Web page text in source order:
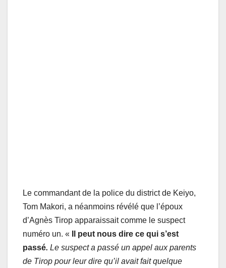
Le commandant de la police du district de Keiyo,
Tom Makori, a néanmoins révélé que l’époux
d’Agnès Tirop apparaissait comme le suspect
numéro un. «
Il peut nous dire ce qui s’est
passé. Le suspect a passé un appel aux parents
de Tirop pour leur dire qu’il avait fait quelque